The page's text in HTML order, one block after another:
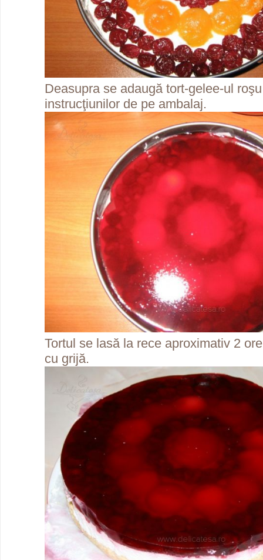
Deasupra se adaugă tort-gelee-ul
instrucţiunilor de pe ambalaj.
Tortul se lasă la rece aproximativ 2
cu grijă.